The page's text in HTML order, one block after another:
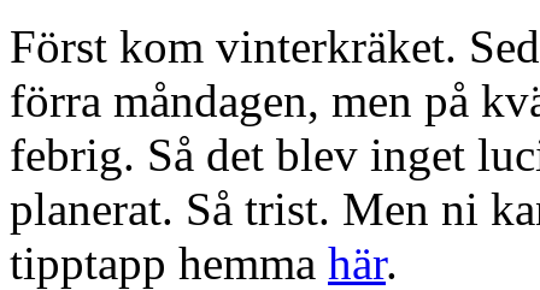
Först kom vinterkräket.
förra måndagen, men på
febrig. Så det blev inget
planerat. Så trist. Men ni
tipptapp hemma här.